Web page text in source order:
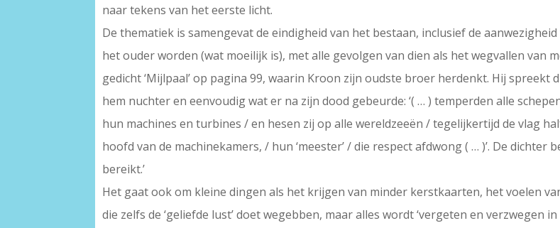
naar tekens van het eerste licht.
De thematiek is samengevat de eindigheid van het bestaan, inclusief de
het ouder worden (wat moeilijk is), met alle gevolgen van dien als het wegvallen van
gedicht ‘Mijlpaal’ op pagina 99, waarin Kroon zijn oudste broer herdenkt. Hij spreekt
hem nuchter en eenvoudig wat er na zijn dood gebeurde: ‘( … ) temperden alle
hun machines en turbines / en hesen zij op alle wereldzeeën / tegelijkertijd de vlag
hoofd van de machinekamers, / hun ‘meester’ / die respect afdwong ( … )’. De dichter
bereikt.’
Het gaat ook om kleine dingen als het krijgen van minder kerstkaarten, het voelen
die zelfs de ‘geliefde lust’ doet wegebben, maar alles wordt ‘vergeten en verzwegen